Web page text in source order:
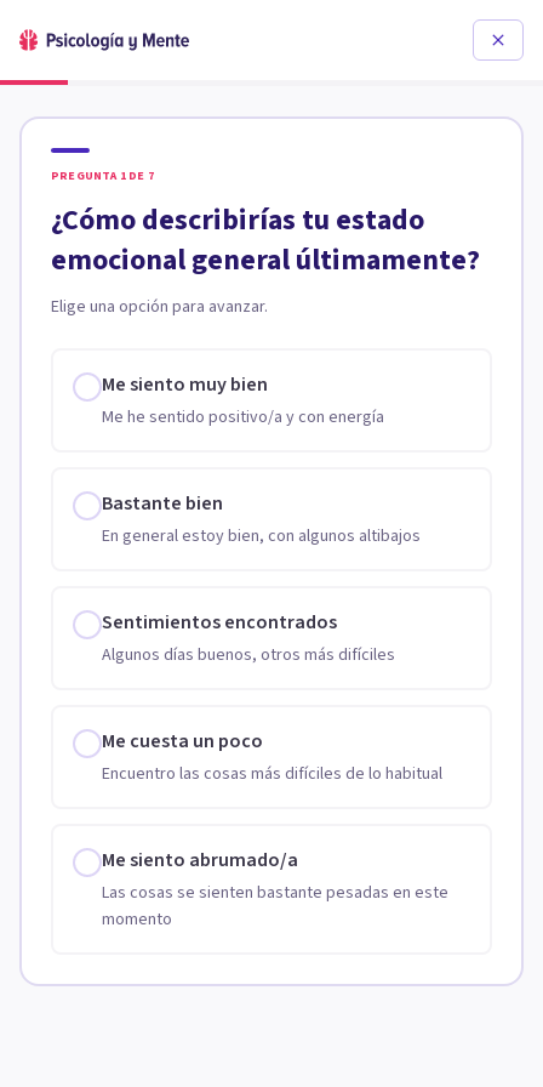
PREGUNTA 1 DE 7
¿Cómo describirías tu estado
emocional general últimamente?
Elige una opción para avanzar.
Me siento muy bien
Me he sentido positivo/a y con energía
Bastante bien
En general estoy bien, con algunos altibajos
Sentimientos encontrados
Algunos días buenos, otros más difíciles
Me cuesta un poco
Encuentro las cosas más difíciles de lo habitual
Me siento abrumado/a
Las cosas se sienten bastante pesadas en este
momento